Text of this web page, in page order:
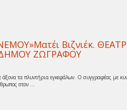
Βιζνιέκ.
ΖΩΓΡΑΦΟΥ
άξονα τα πλυντήρια εγκεφάλων. Ο συγγραφέας με
στον ...